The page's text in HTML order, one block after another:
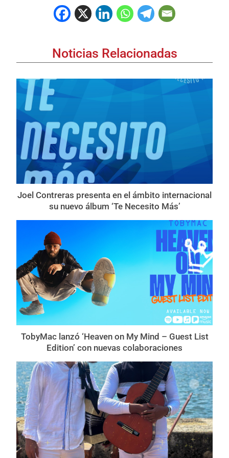
Noticias Relacionadas
Joel Contreras presenta en el ámbito internacional
su nuevo álbum ‘Te Necesito Más’
TobyMac lanzó ‘Heaven on My Mind – Guest List
Edition’ con nuevas colaboraciones